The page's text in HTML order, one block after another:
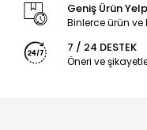
Geniş Ürün
Binlerce ürün
7 / 24 DESTEK
Öneri ve